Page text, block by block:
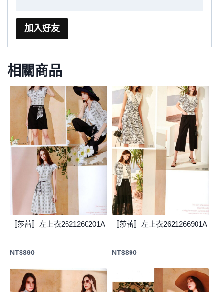
加入好友
相關商品
〚莎蕾〛左上衣2621260201A
NT$890
〚莎蕾〛左上衣2621266901A
NT$890